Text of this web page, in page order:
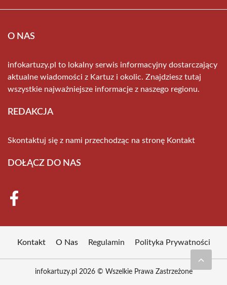
O NAS
infokartuzy.pl to lokalny serwis informacyjny dostarczający
aktualne wiadomości z Kartuz i okolic. Znajdziesz tutaj
wszystkie najważniejsze informacje z naszego regionu.
REDAKCJA
Skontaktuj się z nami przechodząc na stronę Kontakt
DOŁĄCZ DO NAS
Kontakt O Nas Regulamin Polityka Prywatności
infokartuzy.pl 2026 © Wszelkie Prawa Zastrzeżone